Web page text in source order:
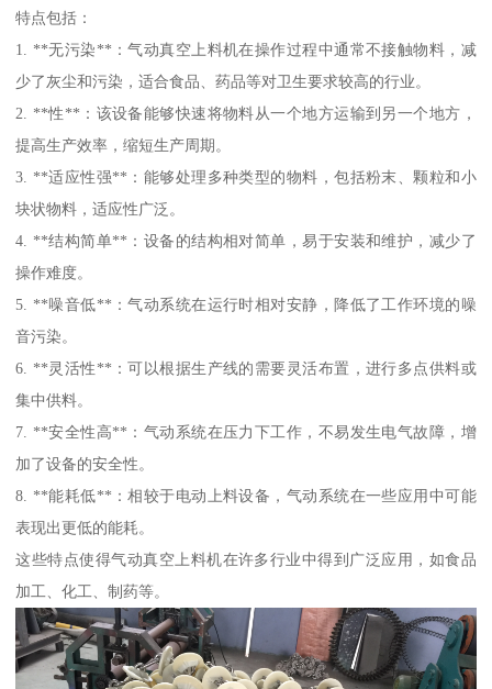
特点包括：
1. **无污染**：气动真空上料机在操作过程中通常不接触物料，减
少了灰尘和污染，适合食品、药品等对卫生要求较高的行业。
2. **性**：该设备能够快速将物料从一个地方运输到另一个地方，
提高生产效率，缩短生产周期。
3. **适应性强**：能够处理多种类型的物料，包括粉末、颗粒和小
块状物料，适应性广泛。
4. **结构简单**：设备的结构相对简单，易于安装和维护，减少了
操作难度。
5. **噪音低**：气动系统在运行时相对安静，降低了工作环境的噪
音污染。
6. **灵活性**：可以根据生产线的需要灵活布置，进行多点供料或
集中供料。
7. **安全性高**：气动系统在压力下工作，不易发生电气故障，增
加了设备的安全性。
8. **能耗低**：相较于电动上料设备，气动系统在一些应用中可能
表现出更低的能耗。
这些特点使得气动真空上料机在许多行业中得到广泛应用，如食品
加工、化工、制药等。